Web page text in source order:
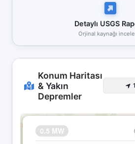
Detaylı USGS
Orjinal kaynağı
Konum Haritası
& Yakın
Depremler
0.5 MW